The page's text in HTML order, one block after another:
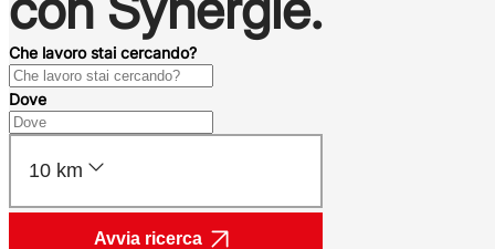
Che lavoro stai cercando?
Dove
10 km
Avvia ricerca